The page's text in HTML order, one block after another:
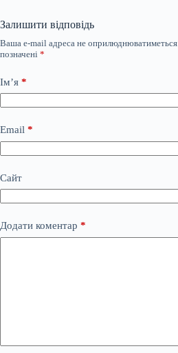
Залишити відповідь
Ваша e-mail адреса не оприлюднюватиметься.
позначені *
Ім’я *
Email *
Сайт
Додати коментар *